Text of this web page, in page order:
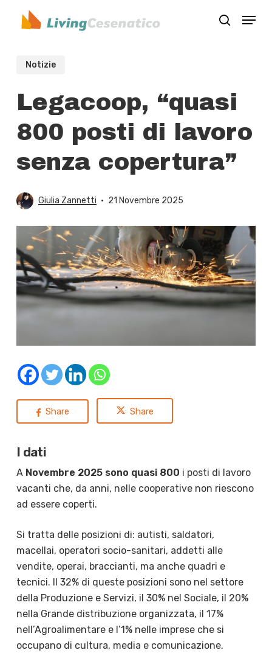
search
Menu
Notizie
Legacoop, “quasi
800 posti di lavoro
senza copertura”
Giulia Zannetti 21 Novembre 2025
Share Share
I dati
A Novembre 2025 sono quasi 800 i posti di lavoro
vacanti che, da anni, nelle cooperative non riescono
ad essere coperti.
Si tratta delle posizioni di: autisti, saldatori,
macellai, operatori socio-sanitari, addetti alle
vendite, operai, braccianti, ma anche quadri e
tecnici. Il 32% di queste posizioni sono nel settore
della Produzione e Servizi, il 30% nel Sociale, il 20%
nella Grande distribuzione organizzata, il 17%
nell’Agroalimentare e l’1% nelle imprese che si
occupano di cultura, media e comunicazione.